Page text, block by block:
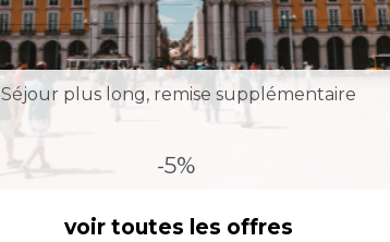
Séjour plus long, remise supplémentaire
-5%
voir toutes les offres